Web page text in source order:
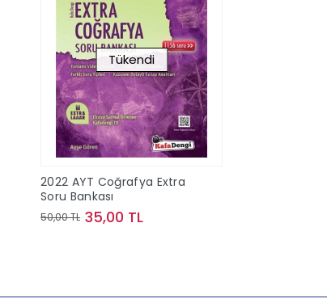
Tükendi
2022 AYT Coğrafya Extra
Soru Bankası
50,00 TL 35,00 TL